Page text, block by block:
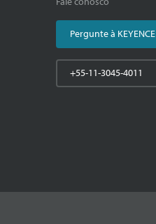
Pergunte à KEYENCE
+55-11-3045-4011